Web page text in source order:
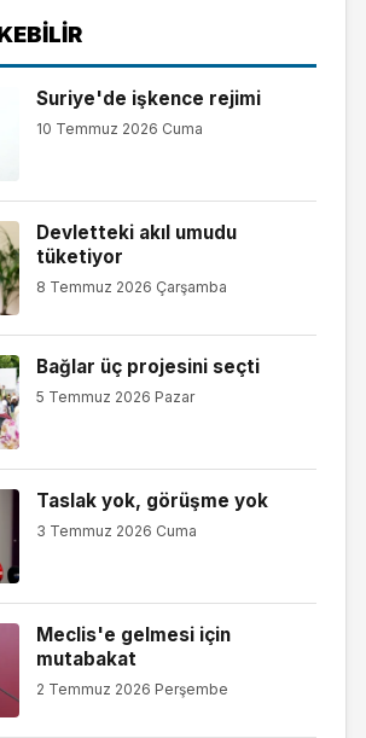
Suriye'de işkence rejimi
10 Temmuz 2026 Cuma
Devletteki akıl umudu
tüketiyor
8 Temmuz 2026 Çarşamba
Bağlar üç projesini seçti
5 Temmuz 2026 Pazar
Taslak yok, görüşme yok
3 Temmuz 2026 Cuma
Meclis'e gelmesi için
mutabakat
2 Temmuz 2026 Perşembe